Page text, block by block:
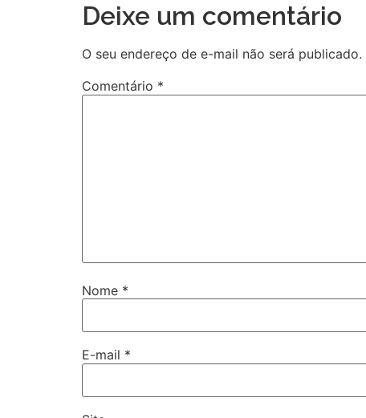
Deixe um comentário
O seu endereço de e-mail não será publicado.
Comentário *
Nome *
E-mail *